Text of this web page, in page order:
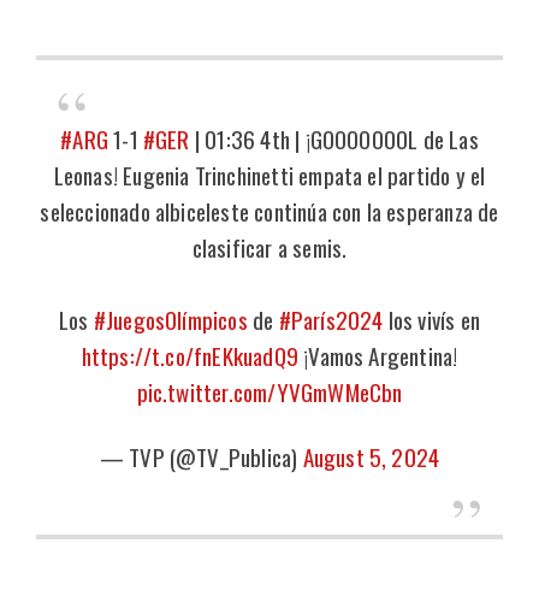
#ARG1-1 #GER | 01:36 4th | ¡GOOOOOOOL de Las
Leonas! Eugenia Trinchinetti empata el partido y el
seleccionado albiceleste continúa con la esperanza de
clasificar a semis.
Los #JuegosOlímpicos de #París2024 los vivís en
https://t.co/fnEKkuadQ9 ¡Vamos Argentina!
pic.twitter.com/YVGmWMeCbn
— TVP (@TV_Publica) August 5, 2024